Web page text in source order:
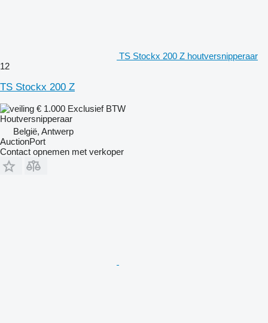
TS Stockx 200 Z houtversnipperaar
12
TS Stockx 200 Z
€ 1.000 Exclusief BTW
Houtversnipperaar
België, Antwerp
AuctionPort
Contact opnemen met verkoper